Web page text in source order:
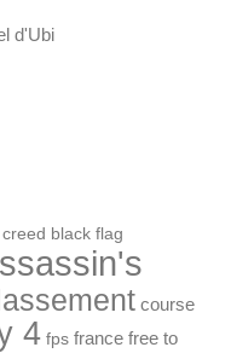
d'Ubi
black flag
course
4 fps france free to